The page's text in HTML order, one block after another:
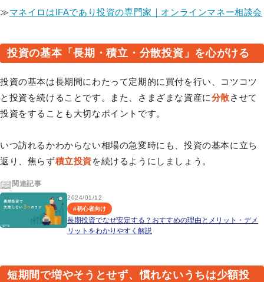
≫マネイロはIFAであり投資の専門家｜オンラインマネー相談会
投資の基本「長期・積立・分散投資」を心がける
投資の基本は長期間にわたって定期的に買付を行い、コツコツ
と投資を続けることです。また、さまざまな資産に分散させて
投資をすることも大切なポイントです。
いつ訪れるかわからない相場の急変時にも、投資の基本に立ち
返り、焦らず積立投資を続けるようにしましょう。
関連記事
2024/01/12
#初心者向け
長期投資でなぜ安定する？おすすめの理由とメリット・デメ
リットをわかりやすく解説
短期間で増やそうとせず、慣れないうちは少額投